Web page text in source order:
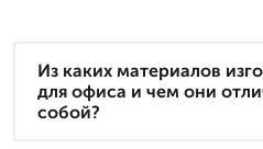
Из каких материалов
для офиса и чем они
собой?